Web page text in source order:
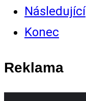
Následující
Konec
Reklama